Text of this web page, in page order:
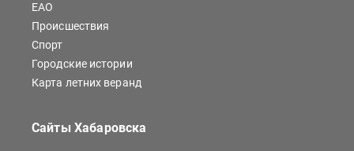
ЕАО
Происшествия
Спорт
Городские истории
Карта летних веранд
Сайты Хабаровска